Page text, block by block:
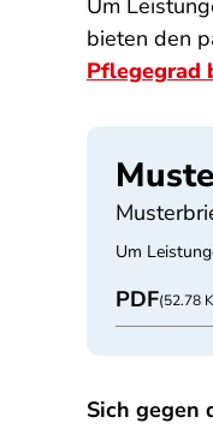
Um
bieten den
Pflegegrad
Um
PDF(52.78
Sich gegen